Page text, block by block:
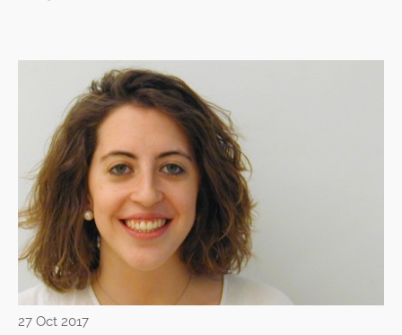
27 Oct 2017